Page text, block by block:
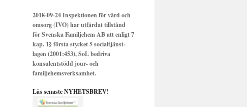
2018-09-24 Inspektionen för vård och
omsorg (IVO) har utfärdat tillstånd
för Svenska Familjehem AB att enligt 7
kap. 1§ första stycket 5 socialtjänst-
lagen (2001:453), SoL bedriva
konsulentstödd jour- och
familjehemsverksamhet.
Läs senaste NYHETSBREV!